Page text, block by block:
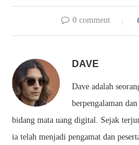
0 comment
DAVE
Dave adalah
berpengalaman
bidang mata uang digital. Sejak
ia telah menjadi pengamat dan